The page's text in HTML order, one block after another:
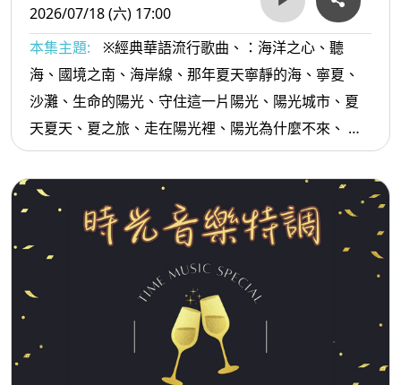
2026/07/18 (六) 17:00
本集主題:
※經典華語流行歌曲、：海洋之心、聽
海、國境之南、海岸線、那年夏天寧靜的海、寧夏、
沙灘、生命的陽光、守住這一片陽光、陽光城市、夏
天夏天、夏之旅、走在陽光裡、陽光為什麼不來、 夏
夜燃燒的夢...等。